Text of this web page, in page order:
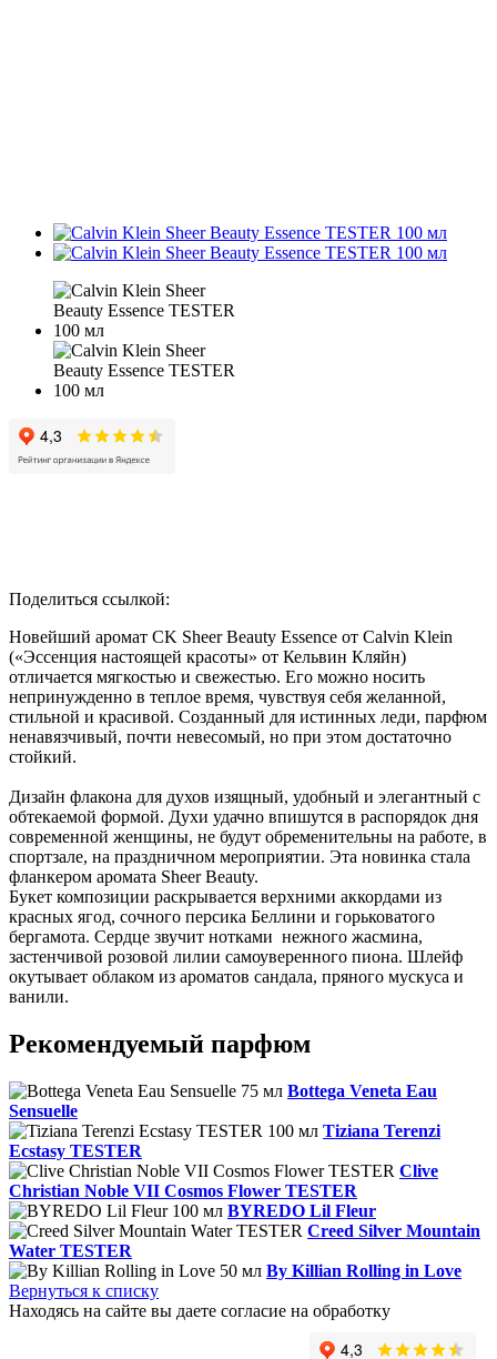
Поделиться ссылкой:
Новейший аромат CK Sheer Beauty Essence от Calvin Klein
(«Эссенция настоящей красоты» от Кельвин Кляйн)
отличается мягкостью и свежестью. Его можно носить
непринужденно в теплое время, чувствуя себя желанной,
стильной и красивой. Созданный для истинных леди, парфюм
ненавязчивый, почти невесомый, но при этом достаточно
стойкий.
Дизайн флакона для духов изящный, удобный и элегантный с
обтекаемой формой. Духи удачно впишутся в распорядок дня
современной женщины, не будут обременительны на работе, в
спортзале, на праздничном мероприятии. Эта новинка стала
фланкером аромата Sheer Beauty.
Букет композиции раскрывается верхними аккордами из
красных ягод, сочного персика Беллини и горьковатого
бергамота. Сердце звучит нотками нежного жасмина,
застенчивой розовой лилии самоуверенного пиона. Шлейф
окутывает облаком из ароматов сандала, пряного мускуса и
ванили.
Рекомендуемый парфюм
Bottega Veneta Eau
Sensuelle
Tiziana Terenzi
Ecstasy TESTER
Clive
Christian Noble VII Cosmos Flower TESTER
BYREDO Lil Fleur
Creed Silver Mountain
Water TESTER
By Killian Rolling in Love
Вернуться к списку
Находясь на сайте вы даете согласие на обработку